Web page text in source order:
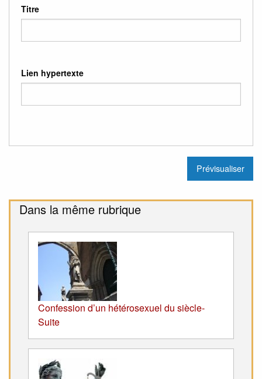
Titre
Lien hypertexte
Dans la même rubrique
Confession d’un hétérosexuel du siècle-
Suite